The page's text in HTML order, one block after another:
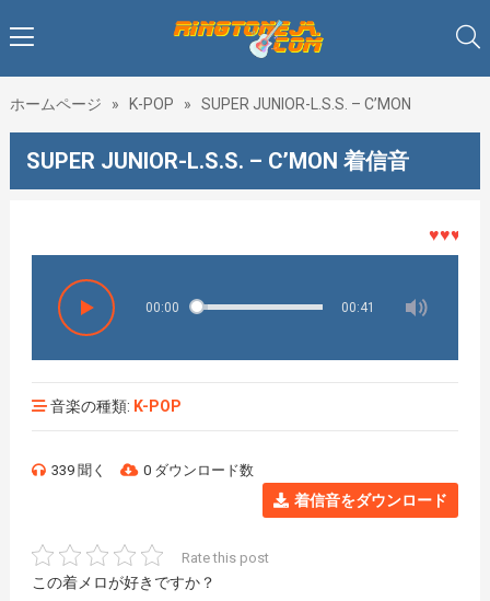
ホームページ » K-POP » SUPER JUNIOR-L.S.S. – C’MON
SUPER JUNIOR-L.S.S. – C’MON 着信音
♥♥♥着メ
00:00 00:41
音楽の種類: K-POP
339 聞く 0 ダウンロード数
着信音をダウンロード
Rate this post
この着メロが好きですか？